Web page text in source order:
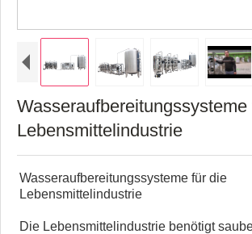
Wasseraufbereitungssysteme
Lebensmittelindustrie
Wasseraufbereitungssysteme für die
Lebensmittelindustrie
Die Lebensmittelindustrie benötigt